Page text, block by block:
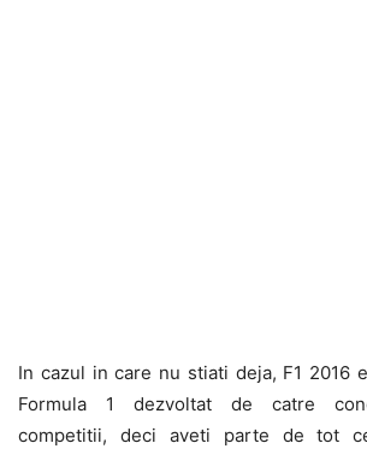
In cazul in care nu stiati deja, F1 2016
Formula 1 dezvoltat de catre
competitii, deci aveti parte de tot